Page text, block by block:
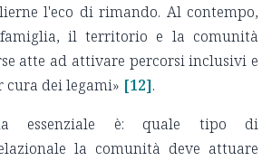
l'eco di rimando. Al contempo,
il territorio e la comunità
atte ad attivare percorsi inclusivi e
dei legami» [12].
essenziale è: quale tipo di
la comunità deve attuare